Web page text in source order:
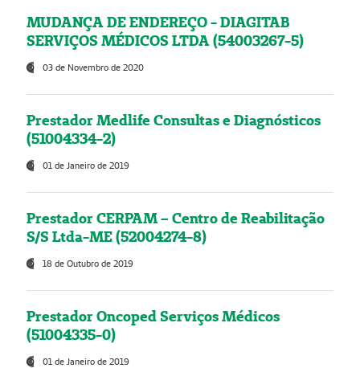
MUDANÇA DE ENDEREÇO - DIAGITAB
SERVIÇOS MÉDICOS LTDA (54003267-5)
03 de Novembro de 2020
Prestador Medlife Consultas e Diagnósticos
(51004334-2)
01 de Janeiro de 2019
Prestador CERPAM – Centro de Reabilitação
S/S Ltda-ME (52004274-8)
18 de Outubro de 2019
Prestador Oncoped Serviços Médicos
(51004335-0)
01 de Janeiro de 2019